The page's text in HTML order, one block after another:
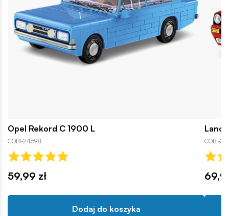
Opel Rekord C 1900 L
COBI-24598
59,99 zł
Dodaj do koszyka
COBI-